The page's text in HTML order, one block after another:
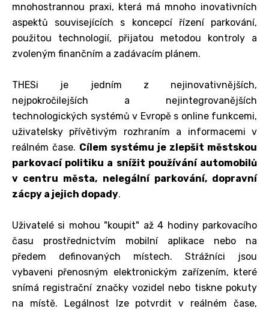
mnohostrannou praxi, která má mnoho inovativních
aspektů souvisejících s koncepcí řízení parkování,
použitou technologií, přijatou metodou kontroly a
zvoleným finančním a zadávacím plánem.
THESi je jedním z nejinovativnějších,
nejpokročilejších a nejintegrovanějších
technologických systémů v Evropě s online funkcemi,
uživatelsky přívětivým rozhraním a informacemi v
reálném čase. Cílem systému je zlepšit městskou
parkovací politiku a snížit používání automobilů
v centru města, nelegální parkování, dopravní
zácpy a jejich dopady.
Uživatelé si mohou "koupit" až 4 hodiny parkovacího
času prostřednictvím mobilní aplikace nebo na
předem definovaných místech. Strážníci jsou
vybaveni přenosným elektronickým zařízením, které
snímá registrační značky vozidel nebo tiskne pokuty
na místě. Legálnost lze potvrdit v reálném čase,